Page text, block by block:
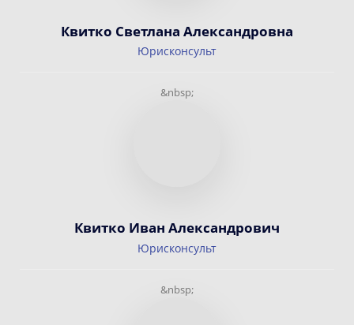
Квитко Светлана Александровна
Юрисконсульт
&nbsp;
Квитко Иван Александрович
Юрисконсульт
&nbsp;